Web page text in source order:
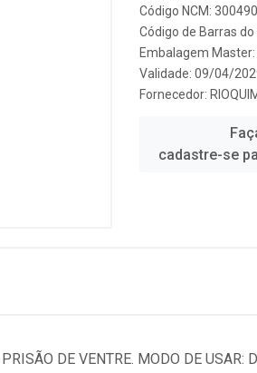
Código NCM:
Código de Barras
Embalagem Master:
Validade: 09/04/
Fornecedor:
cadastre-se
DE VENTRE. MODO DE